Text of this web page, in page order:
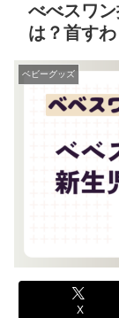
べべスワ
は？首す
ベビーグッズ
X